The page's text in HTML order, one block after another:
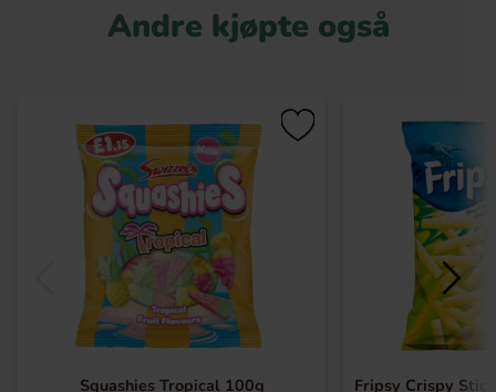
Andre kjøpte også
Squashies Tropical 100g
Fripsy Crispy